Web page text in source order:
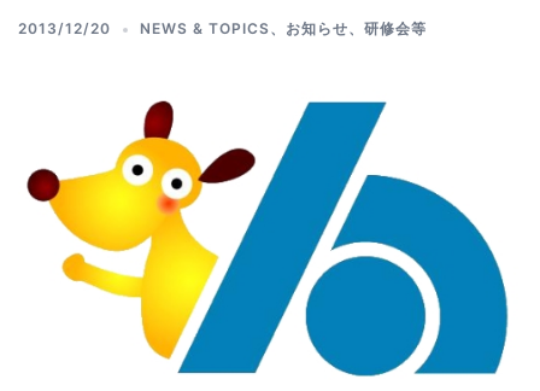
2013/12/20 NEWS & TOPICS、 お知らせ、 研修会等